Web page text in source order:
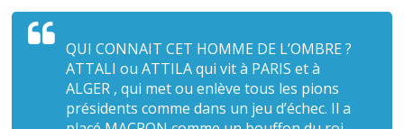
QUI CONNAIT CET HOMME DE L’OMBRE ?
ATTALI ou ATTILA qui vit à PARIS et à
ALGER , qui met ou enlève tous les pions
présidents comme dans un jeu d’échec. Il a